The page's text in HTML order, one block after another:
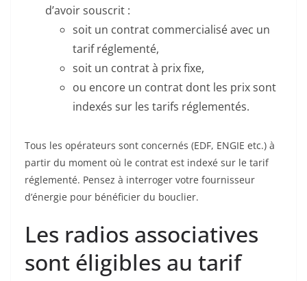
d’avoir souscrit :
soit un contrat commercialisé avec un
tarif réglementé,
soit un contrat à prix fixe,
ou encore un contrat dont les prix sont
indexés sur les tarifs réglementés.
Tous les opérateurs sont concernés (EDF, ENGIE etc.) à
partir du moment où le contrat est indexé sur le tarif
réglementé. Pensez à interroger votre fournisseur
d’énergie pour bénéficier du bouclier.
Les radios associatives
sont éligibles au tarif